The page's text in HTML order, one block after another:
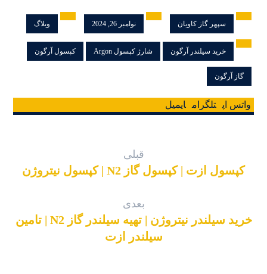
سپهر گاز کاویان نوامبر 26, 2024 وبلاگ
خرید سیلندر آرگون شارژ کپسول Argon کپسول آرگون
گاز آرگون
واتس اپ تلگرام ایمیل
قبلی
کپسول ازت | کپسول گاز N2 | کپسول نیتروژن
بعدی
خرید سیلندر نیتروژن | تهیه سیلندر گاز N2 | تامین
سیلندر ازت